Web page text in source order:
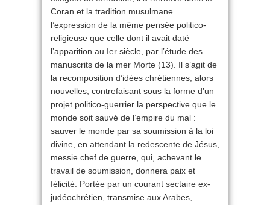
Coran et la tradition musulmane
l’expression de la même pensée politico-
religieuse que celle dont il avait daté
l’apparition au Ier siècle, par l’étude des
manuscrits de la mer Morte (13). Il s’agit de
la recomposition d’idées chrétiennes, alors
nouvelles, contrefaisant sous la forme d’un
projet politico-guerrier la perspective que le
monde soit sauvé de l’empire du mal :
sauver le monde par sa soumission à la loi
divine, en attendant la redescente de Jésus,
messie chef de guerre, qui, achevant le
travail de soumission, donnera paix et
félicité. Portée par un courant sectaire ex-
judéochrétien, transmise aux Arabes,